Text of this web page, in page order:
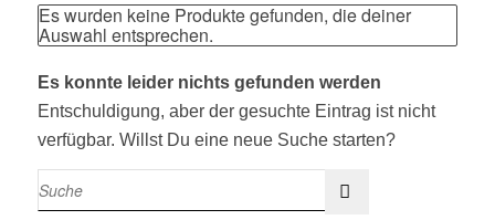
Es wurden keine Produkte gefunden, die deiner
Auswahl entsprechen.
Es konnte leider nichts gefunden werden
Entschuldigung, aber der gesuchte Eintrag ist nicht
verfügbar. Willst Du eine neue Suche starten?